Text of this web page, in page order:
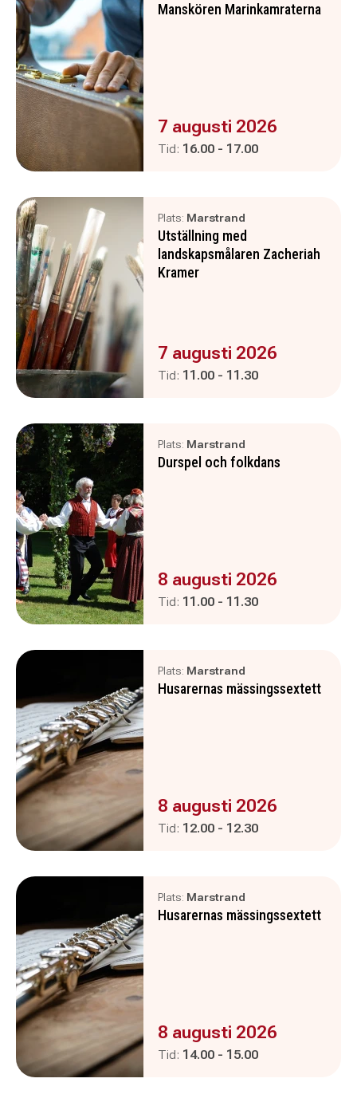
Manskören Marinkamraterna
Evenemanget är :
7 augusti 2026
Tid: Pågår mellan
16.00 - och
17.00
Plats: Marstrand
Utställning med
landskapsmålaren Zacheriah
Kramer
Evenemanget är :
7 augusti 2026
Tid: Pågår mellan
11.00 - och
11.30
Plats: Marstrand
Durspel och folkdans
Evenemanget är :
8 augusti 2026
Tid: Pågår mellan
11.00 - och
11.30
Plats: Marstrand
Husarernas mässingssextett
Evenemanget är :
8 augusti 2026
Tid: Pågår mellan
12.00 - och
12.30
Plats: Marstrand
Husarernas mässingssextett
Evenemanget är :
8 augusti 2026
Tid: Pågår mellan
14.00 - och
15.00